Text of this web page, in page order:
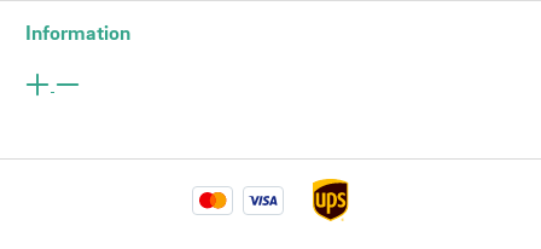
Information